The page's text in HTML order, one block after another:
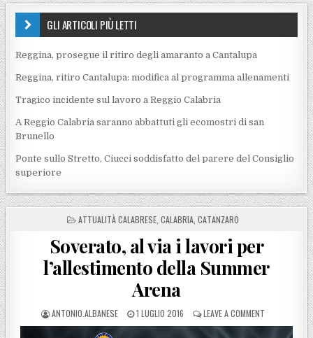
GLI ARTICOLI PIÙ LETTI
Reggina, prosegue il ritiro degli amaranto a Cantalupa
Reggina, ritiro Cantalupa: modifica al programma allenamenti
Tragico incidente sul lavoro a Reggio Calabria
A Reggio Calabria saranno abbattuti gli ecomostri di san
Brunello
Ponte sullo Stretto, Ciucci soddisfatto del parere del Consiglio
superiore
POSTED IN
ATTUALITÀ CALABRESE CALABRIA CATANZARO
Soverato, al via i lavori per
l’allestimento della Summer
Arena
POSTED BY
ANTONIO.ALBANESE POSTED ON
1 LUGLIO 2016 LEAVE A COMMENT ON